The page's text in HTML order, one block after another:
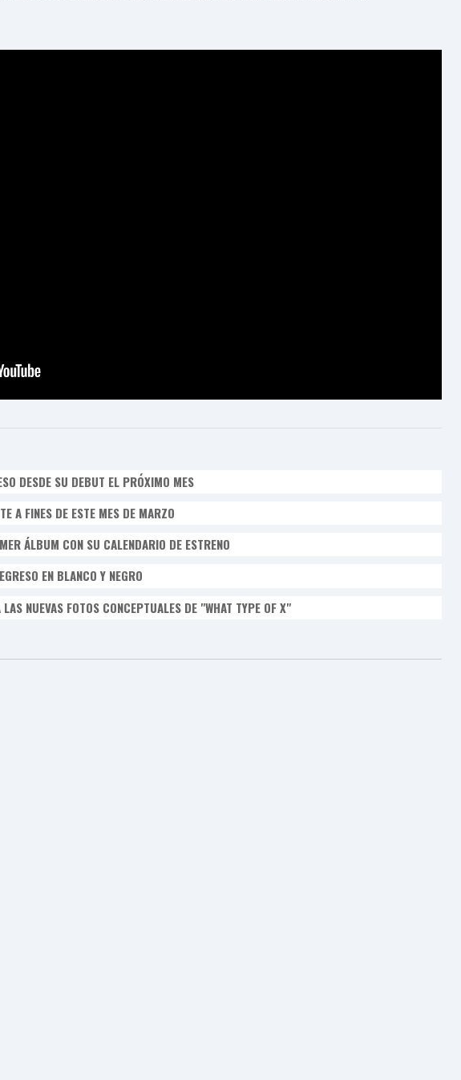
DESDE SU DEBUT EL PRÓXIMO MES
A FINES DE ESTE MES DE MARZO
ÁLBUM CON SU CALENDARIO DE ESTRENO
EN BLANCO Y NEGRO
NUEVAS FOTOS CONCEPTUALES DE "WHAT TYPE OF X"